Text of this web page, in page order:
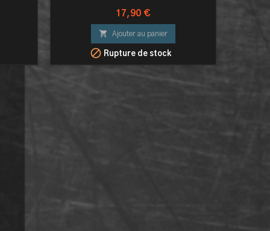
Prix
17,90 €
 Ajouter au panier
 Rupture de stock